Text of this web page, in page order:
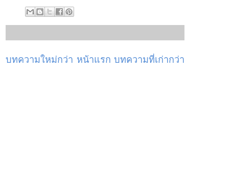
บทความใหม่กว่า บทความที่เก่ากว่า
หน้าแรก